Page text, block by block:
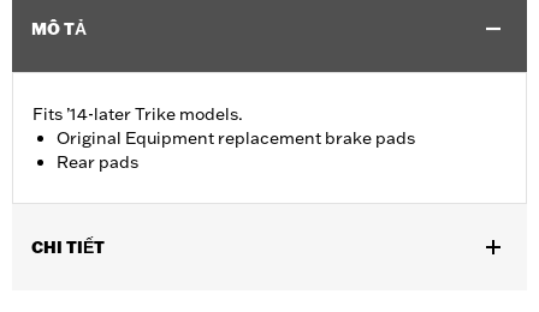
MÔ TẢ
Fits ’14-later Trike models.
Original Equipment replacement brake pads
Rear pads
CHI TIẾT